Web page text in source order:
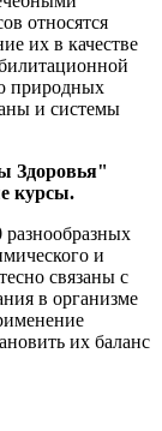
относятся
их в качестве
природных
и системы
Здоровья"
курсы.
разнообразных
и
связаны с
в организме
их баланс